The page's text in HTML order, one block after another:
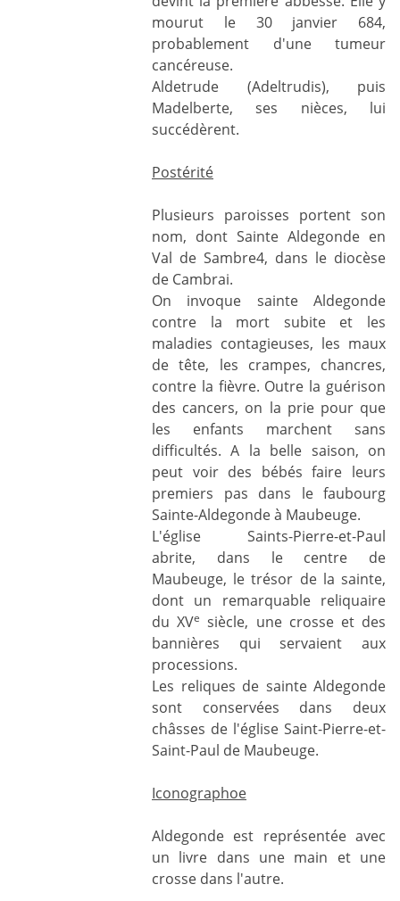
mourut le 30 janvier 684,
probablement d'une tumeur
cancéreuse.
Aldetrude (Adeltrudis), puis
Madelberte, ses nièces, lui
succédèrent.
Postérité
Plusieurs paroisses portent son
nom, dont Sainte Aldegonde en
Val de Sambre4, dans le diocèse
de Cambrai.
On invoque sainte Aldegonde
contre la mort subite et les
maladies contagieuses, les maux
de tête, les crampes, chancres,
contre la fièvre. Outre la guérison
des cancers, on la prie pour que
les enfants marchent sans
difficultés. A la belle saison, on
peut voir des bébés faire leurs
premiers pas dans le faubourg
Sainte-Aldegonde à Maubeuge.
L'église Saints-Pierre-et-Paul
abrite, dans le centre de
Maubeuge, le trésor de la sainte,
dont un remarquable reliquaire
du XVe siècle, une crosse et des
bannières qui servaient aux
processions.
Les reliques de sainte Aldegonde
sont conservées dans deux
châsses de l'église Saint-Pierre-et-
Saint-Paul de Maubeuge.
Iconographoe
Aldegonde est représentée avec
un livre dans une main et une
crosse dans l'autre.